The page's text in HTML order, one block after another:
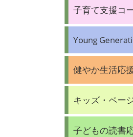
子育て支援コ
Young
健やか生活応
キッズ・ペー
子どもの読書